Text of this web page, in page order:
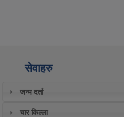
सेवाहरु
जन्म दर्ता
चार किल्ला